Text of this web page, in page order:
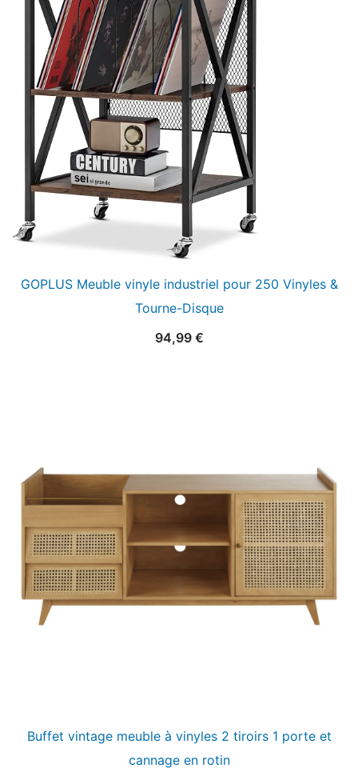
GOPLUS Meuble vinyle industriel pour 250 Vinyles &
Tourne-Disque
94,99 €
Buffet vintage meuble à vinyles 2 tiroirs 1 porte et
cannage en rotin